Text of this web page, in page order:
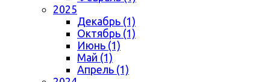
2025
Декабрь (1)
Октябрь (1)
Июнь (1)
Май (1)
Апрель (1)